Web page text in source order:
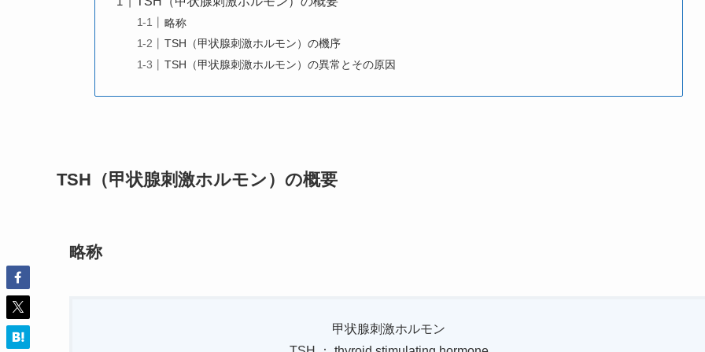
略称
TSH（甲状腺刺激ホルモン）の機序
TSH（甲状腺刺激ホルモン）の異常とその原因
TSH（甲状腺刺激ホルモン）の概要
略称
甲状腺刺激ホルモン